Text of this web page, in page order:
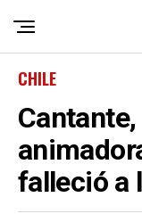
CHILE
falleció a